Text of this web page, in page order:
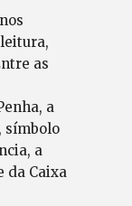
as
a
símbolo
a
da Caixa